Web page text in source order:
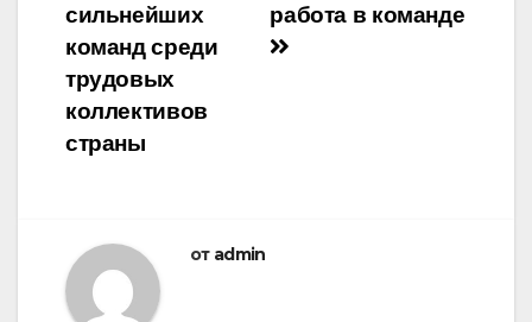
работа в команде
сильнейших
команд среди
трудовых
коллективов
страны
от admin